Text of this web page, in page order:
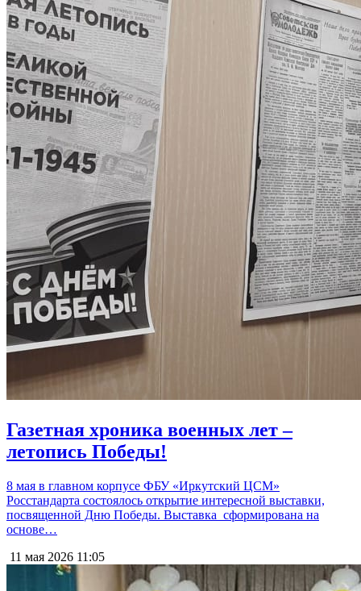
Газетная хроника военных лет –
летопись Победы!
8 мая в главном корпусе ФБУ «Иркутский ЦСМ»
Росстандарта состоялось открытие интересной выставки,
посвященной Дню Победы. Выставка сформирована на
основе…
11 мая 2026 11:05